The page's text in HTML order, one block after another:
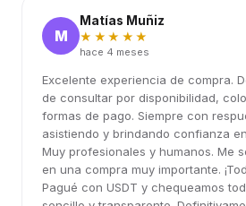
M
Matías Muñiz
★★★★★
hace 4 meses
Excelente experiencia de compra.
de consultar por disponibilidad,
formas de pago. Siempre con
asistiendo y brindando confianza
Muy profesionales y humanos. Me
en una compra muy importante.
Pagué con USDT y chequeamos